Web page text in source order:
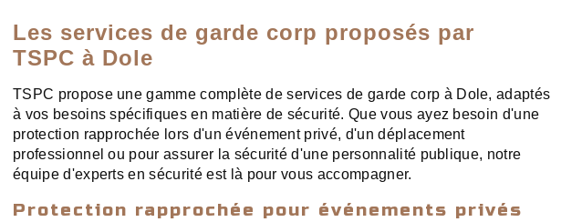
Les services de garde corp proposés par
TSPC à Dole
TSPC propose une gamme complète de services de garde corp à Dole, adaptés
à vos besoins spécifiques en matière de sécurité. Que vous ayez besoin d'une
protection rapprochée lors d'un événement privé, d'un déplacement
professionnel ou pour assurer la sécurité d'une personnalité publique, notre
équipe d'experts en sécurité est là pour vous accompagner.
Protection rapprochée pour événements privés